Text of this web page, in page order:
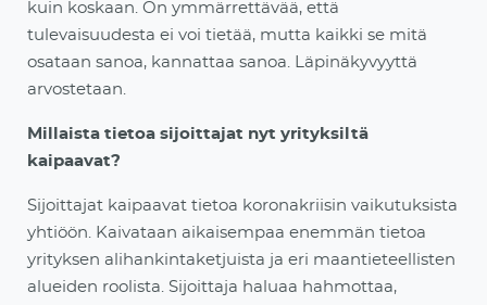
kuin koskaan. On ymmärrettävää, että
tulevaisuudesta ei voi tietää, mutta kaikki se mitä
osataan sanoa, kannattaa sanoa. Läpinäkyvyyttä
arvostetaan.
Millaista tietoa sijoittajat nyt yrityksiltä
kaipaavat?
Sijoittajat kaipaavat tietoa koronakriisin vaikutuksista
yhtiöön. Kaivataan aikaisempaa enemmän tietoa
yrityksen alihankintaketjuista ja eri maantieteellisten
alueiden roolista. Sijoittaja haluaa hahmottaa,